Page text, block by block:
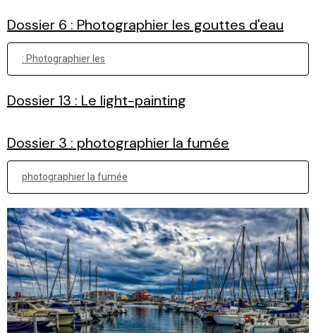
Dossier 6 : Photographier les gouttes d'eau
: Photographier les
Dossier 13 : Le light-painting
Dossier 3 : photographier la fumée
photographier la fumée